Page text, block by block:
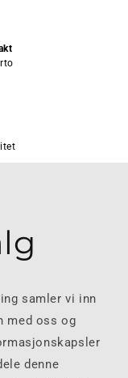
samler vi inn
med oss ​​og
denne